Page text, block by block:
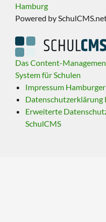
Hamburg
Powered by
Das Content-
System für Schulen
Impressum
Datenschutzerklärung
Erweiterte
SchulCMS